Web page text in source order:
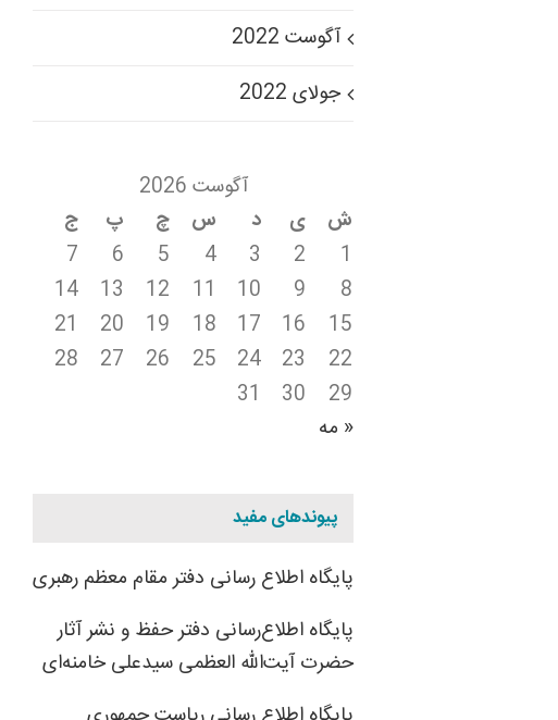
آگوست 2022
جولای 2022
آگوست 2026
ش
ی د س چ پ
ج
1
2
3
4
5
6
7
8
9
10
11
12
13
14
15
16
17
18
19
20
21
22
23
24
25
26
27
28
29
30
31
« مه
پیوندهای مفید
پایگاه اطلاع رسانی دفتر مقام معظم رهبری
پایگاه اطلاع‌رسانی دفتر حفظ و نشر آثار
حضرت آیت‌الله العظمی سیدعلی خامنه‌ای